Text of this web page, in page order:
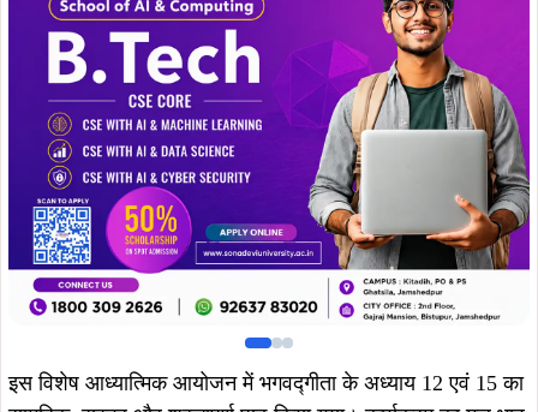
इस विशेष आध्यात्मिक आयोजन में भगवद्गीता के अध्याय 12 एवं 15 का